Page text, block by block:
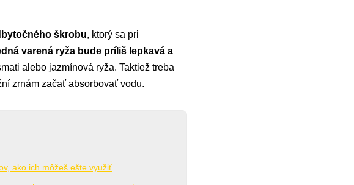
škrobu, ktorý sa pri
varená ryža bude príliš lepkavá a
alebo jazmínová ryža. Taktiež treba
zrnám začať absorbovať vodu.
ako ich môžeš ešte využiť